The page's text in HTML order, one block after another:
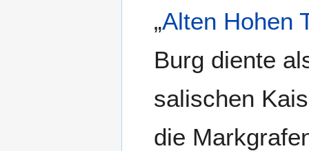
„Alten Hohen
Burg diente
salischen
die